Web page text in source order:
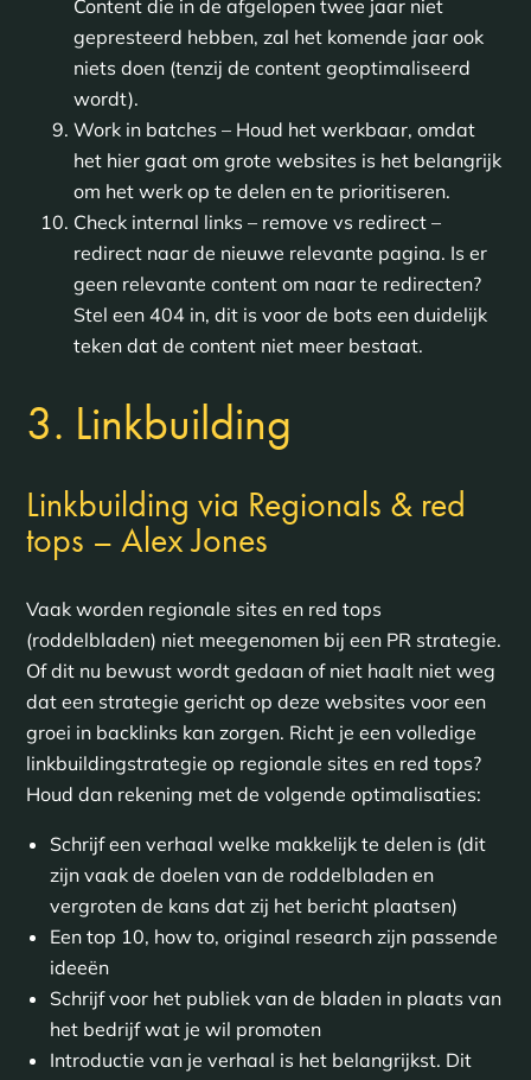
Content die in de afgelopen twee jaar niet
gepresteerd hebben, zal het komende jaar ook
niets doen (tenzij de content geoptimaliseerd
wordt).
Work in batches – Houd het werkbaar, omdat
het hier gaat om grote websites is het belangrijk
om het werk op te delen en te prioritiseren.
Check internal links – remove vs redirect –
redirect naar de nieuwe relevante pagina. Is er
geen relevante content om naar te redirecten?
Stel een 404 in, dit is voor de bots een duidelijk
teken dat de content niet meer bestaat.
3. Linkbuilding
Linkbuilding via Regionals & red
tops – Alex Jones
Vaak worden regionale sites en red tops
(roddelbladen) niet meegenomen bij een PR strategie.
Of dit nu bewust wordt gedaan of niet haalt niet weg
dat een strategie gericht op deze websites voor een
groei in backlinks kan zorgen. Richt je een volledige
linkbuildingstrategie op regionale sites en red tops?
Houd dan rekening met de volgende optimalisaties:
Schrijf een verhaal welke makkelijk te delen is (dit
zijn vaak de doelen van de roddelbladen en
vergroten de kans dat zij het bericht plaatsen)
Een top 10, how to, original research zijn passende
ideeën
Schrijf voor het publiek van de bladen in plaats van
het bedrijf wat je wil promoten
Introductie van je verhaal is het belangrijkst. Dit